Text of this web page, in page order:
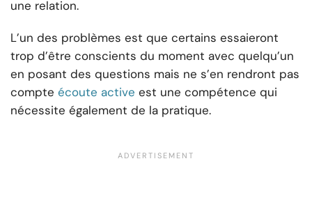
une relation.
L’un des problèmes est que certains essaieront
trop d’être conscients du moment avec quelqu’un
en posant des questions mais ne s’en rendront pas
compte écoute active est une compétence qui
nécessite également de la pratique.